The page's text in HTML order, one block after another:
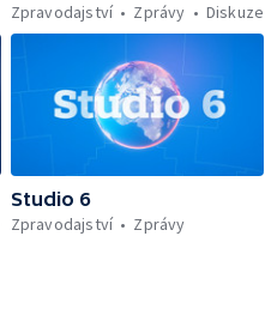
Zpravodajství
Zprávy Diskuze
Studio 6
Zpravodajství
Zprávy